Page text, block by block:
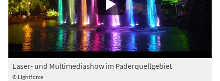
© Lightforce
Laser- und Multimediashow im Paderquellgebiet